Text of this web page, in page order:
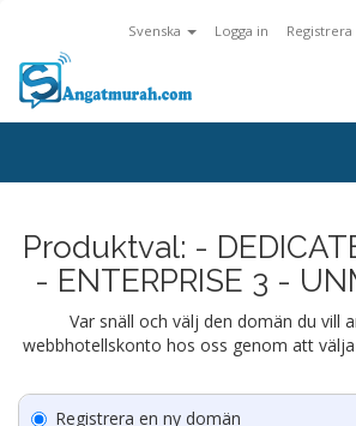
Svenska Logga in Registrera
Produktval: -
- ENTERPRISE 3 -
Var snäll och välj den domän du vill
webbhotellskonto hos oss genom att
Registrera en ny domän